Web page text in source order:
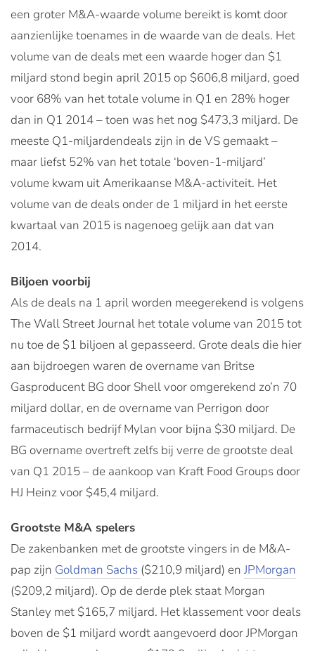
een groter M&A-waarde volume bereikt is komt door
aanzienlijke toenames in de waarde van de deals. Het
volume van de deals met een waarde hoger dan $1
miljard stond begin april 2015 op $606,8 miljard, goed
voor 68% van het totale volume in Q1 en 28% hoger
dan in Q1 2014 – toen was het nog $473,3 miljard. De
meeste Q1-miljardendeals zijn in de VS gemaakt –
maar liefst 52% van het totale ‘boven-1-miljard’
volume kwam uit Amerikaanse M&A-activiteit. Het
volume van de deals onder de 1 miljard in het eerste
kwartaal van 2015 is nagenoeg gelijk aan dat van
2014.
Biljoen voorbij
Als de deals na 1 april worden meegerekend is volgens
The Wall Street Journal het totale volume van 2015 tot
nu toe de $1 biljoen al gepasseerd. Grote deals die hier
aan bijdroegen waren de overname van Britse
Gasproducent BG door Shell voor omgerekend zo’n 70
miljard dollar, en de overname van Perrigon door
farmaceutisch bedrijf Mylan voor bijna $30 miljard. De
BG overname overtreft zelfs bij verre de grootste deal
van Q1 2015 – de aankoop van Kraft Food Groups door
HJ Heinz voor $45,4 miljard.
Grootste M&A spelers
De zakenbanken met de grootste vingers in de M&A-
pap zijn Goldman Sachs ($210,9 miljard) en JPMorgan
($209,2 miljard). Op de derde plek staat Morgan
Stanley met $165,7 miljard. Het klassement voor deals
boven de $1 miljard wordt aangevoerd door JPMorgan